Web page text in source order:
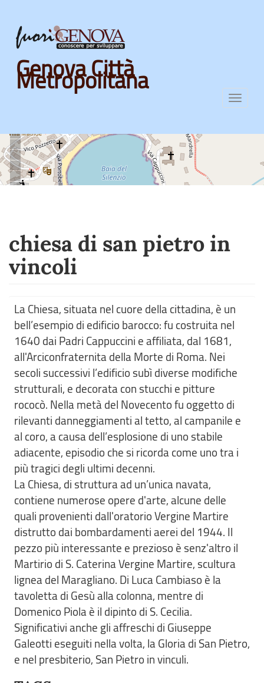
Skip
main
content
Genova Città
Metropolitana
chiesa di san pietro in
vincoli
La Chiesa, situata nel cuore della cittadina, è un
bell’esempio di edificio barocco: fu costruita nel
1640 dai Padri Cappuccini e affiliata, dal 1681,
all'Arciconfraternita della Morte di Roma. Nei
secoli successivi l’edificio subì diverse modifiche
strutturali, e decorata con stucchi e pitture
rococò. Nella metà del Novecento fu oggetto di
rilevanti danneggiamenti al tetto, al campanile e
al coro, a causa dell’esplosione di uno stabile
adiacente, episodio che si ricorda come uno tra i
più tragici degli ultimi decenni.
La Chiesa, di struttura ad un’unica navata,
contiene numerose opere d'arte, alcune delle
quali provenienti dall'oratorio Vergine Martire
distrutto dai bombardamenti aerei del 1944. Il
pezzo più interessante e prezioso è senz'altro il
Martirio di S. Caterina Vergine Martire, scultura
lignea del Maragliano. Di Luca Cambiaso è la
tavoletta di Gesù alla colonna, mentre di
Domenico Piola è il dipinto di S. Cecilia.
Significativi anche gli affreschi di Giuseppe
Galeotti eseguiti nella volta, la Gloria di San Pietro,
e nel presbiterio, San Pietro in vinculi.